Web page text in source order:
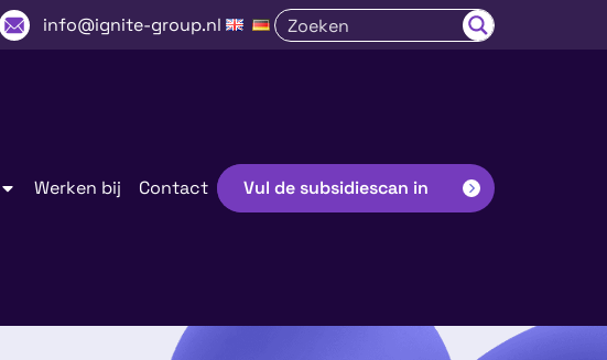
info@ignite-group.nl
Werken bij Contact Vul de subsidiescan in